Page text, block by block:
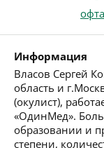
Информация
Власов Сергей
область и
(окулист),
«ОдинМед».
образовании и
степени,